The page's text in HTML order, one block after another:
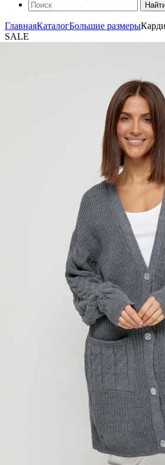
ГлавнаяКаталогБольшие размеры
SALE